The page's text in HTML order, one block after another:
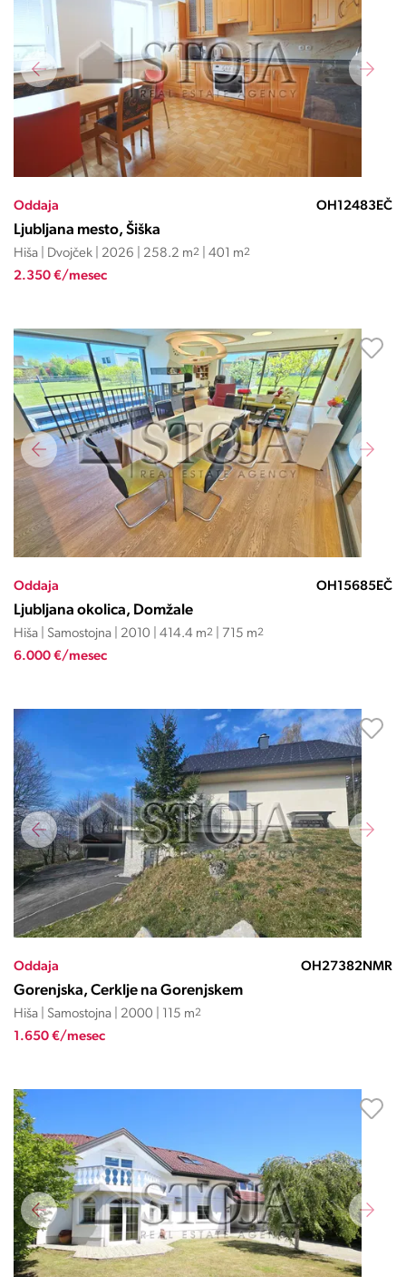
Oddaja OH12483EČ
Ljubljana mesto, Šiška
Hiša | Dvojček | 2026 | 258.2 m2 | 401 m2
2.350 €/mesec
Oddaja OH15685EČ
Ljubljana okolica, Domžale
Hiša | Samostojna | 2010 | 414.4 m2 | 715 m2
6.000 €/mesec
Oddaja OH27382NMR
Gorenjska, Cerklje na Gorenjskem
Hiša | Samostojna | 2000 | 115 m2
1.650 €/mesec